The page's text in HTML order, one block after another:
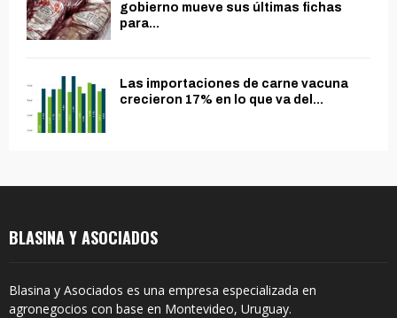
gobierno mueve sus últimas fichas
para...
Las importaciones de carne vacuna
crecieron 17% en lo que va del...
BLASINA Y ASOCIADOS
Blasina y Asociados es una empresa especializada en
agronegocios con base en Montevideo, Uruguay.